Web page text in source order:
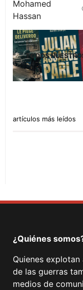
TODOS
artículos más leídos
¿Quiénes
Quienes
de las guerras
medios de